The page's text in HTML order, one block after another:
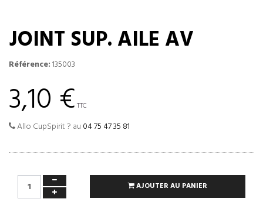
JOINT SUP. AILE AV
Référence:135003
3,10 € TTC
Allo CupSpirit ? au 04 75 47 35 81
AJOUTER AU PANIER